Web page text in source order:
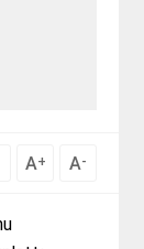
A+ A-